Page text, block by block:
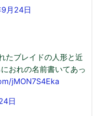
月24日
たブレイドの人形と近
おれの名前書いてあっ
jMON7S4Eka
日